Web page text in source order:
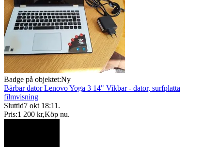
Badge på objektet:Ny
Bärbar dator Lenovo Yoga 3 14" Vikbar - dator, surfplatta
filmvisning
Sluttid7 okt 18:11 .
Pris:1 200 kr,Köp nu.